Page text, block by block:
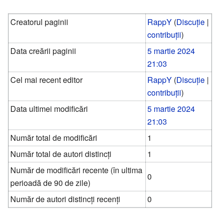
Creatorul paginii RappY (Discuție |
contribuții)
Data creării paginii
5 martie 2024
21:03
Cel mai recent editor
RappY (Discuție |
contribuții)
Data ultimei modificări
5 martie 2024
21:03
Număr total de modificări
1
Număr total de autori distincți
1
Număr de modificări recente (în ultima
perioadă de 90 de zile)
0
Număr de autori distincți recenți
0